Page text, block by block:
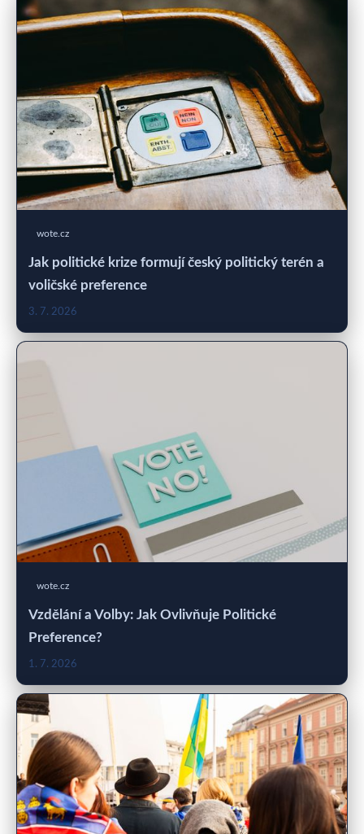
wote.cz
Jak politické krize formují český politický terén a
voličské preference
3. 7. 2026
wote.cz
Vzdělání a Volby: Jak Ovlivňuje Politické
Preference?
1. 7. 2026